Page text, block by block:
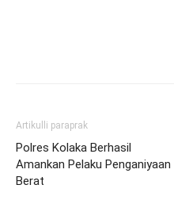
Artikulli paraprak
Polres Kolaka Berhasil
Amankan Pelaku Penganiyaan
Berat